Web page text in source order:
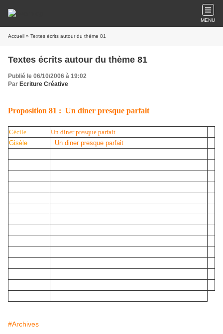
MENU
Accueil » Textes écrits autour du thème 81
Textes écrits autour du thème 81
Publié le 06/10/2006 à 19:02
Par Ecriture Créative
Proposition 81 : Un diner presque parfait
Cécile
Un diner presque parfait
Gisèle
Un diner presque parfait
#Archives